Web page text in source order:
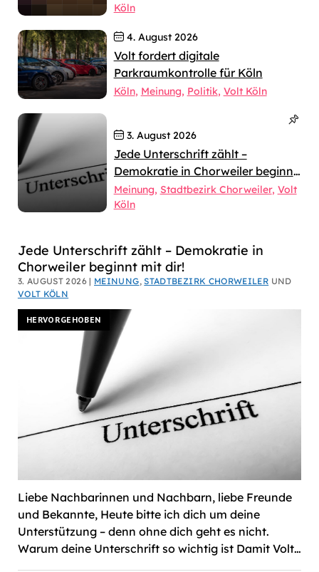
Köln
4. August 2026
Volt fordert digitale
Parkraumkontrolle für Köln
Köln Meinung Politik Volt Köln
3. August 2026
Jede Unterschrift zählt –
Demokratie in Chorweiler beginnt
mit dir!
Meinung Stadtbezirk Chorweiler Volt
Köln
Dirk
Bachhausen
HERVORGEHOBEN
Jede Unterschrift zählt – Demokratie in
Chorweiler beginnt mit dir!
3. AUGUST 2026 | MEINUNG,STADTBEZIRK CHORWEILER UND
VOLT KÖLN
Liebe Nachbarinnen und Nachbarn, liebe Freunde
und Bekannte, Heute bitte ich dich um deine
Unterstützung – denn ohne dich geht es nicht.
Warum deine Unterschrift so wichtig ist Damit Volt…